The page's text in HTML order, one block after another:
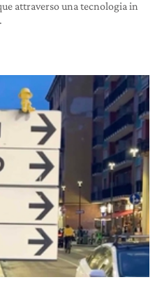
attraverso una tecnologia in